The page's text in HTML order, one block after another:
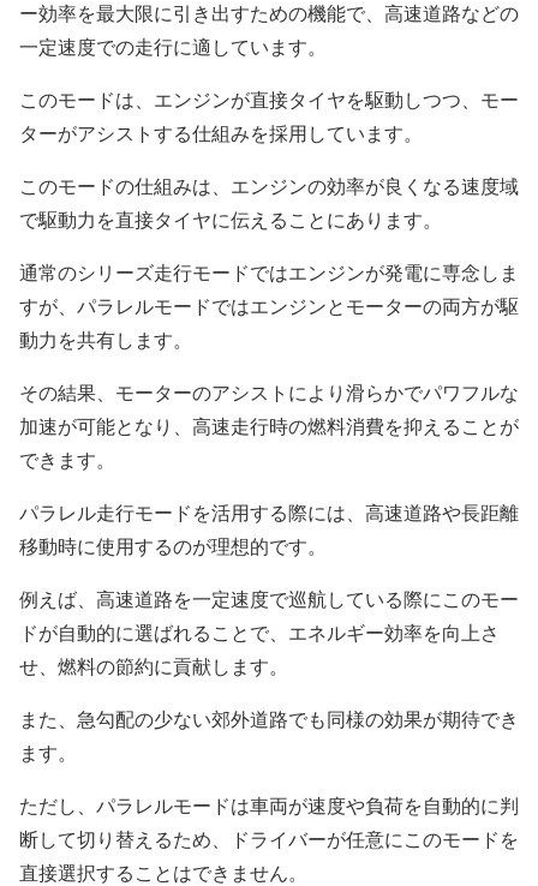
ー効率を最大限に引き出すための機能で、高速道路などの
一定速度での走行に適しています。
このモードは、エンジンが直接タイヤを駆動しつつ、モー
ターがアシストする仕組みを採用しています。
このモードの仕組みは、エンジンの効率が良くなる速度域
で駆動力を直接タイヤに伝えることにあります。
通常のシリーズ走行モードではエンジンが発電に専念しま
すが、パラレルモードではエンジンとモーターの両方が駆
動力を共有します。
その結果、モーターのアシストにより滑らかでパワフルな
加速が可能となり、高速走行時の燃料消費を抑えることが
できます。
パラレル走行モードを活用する際には、高速道路や長距離
移動時に使用するのが理想的です。
例えば、高速道路を一定速度で巡航している際にこのモー
ドが自動的に選ばれることで、エネルギー効率を向上さ
せ、燃料の節約に貢献します。
また、急勾配の少ない郊外道路でも同様の効果が期待でき
ます。
ただし、パラレルモードは車両が速度や負荷を自動的に判
断して切り替えるため、ドライバーが任意にこのモードを
直接選択することはできません。